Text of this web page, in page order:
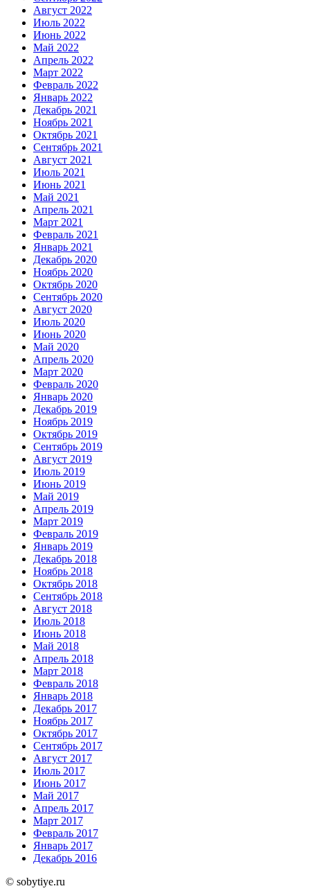
Август 2022
Июль 2022
Июнь 2022
Май 2022
Апрель 2022
Март 2022
Февраль 2022
Январь 2022
Декабрь 2021
Ноябрь 2021
Октябрь 2021
Сентябрь 2021
Август 2021
Июль 2021
Июнь 2021
Май 2021
Апрель 2021
Март 2021
Февраль 2021
Январь 2021
Декабрь 2020
Ноябрь 2020
Октябрь 2020
Сентябрь 2020
Август 2020
Июль 2020
Июнь 2020
Май 2020
Апрель 2020
Март 2020
Февраль 2020
Январь 2020
Декабрь 2019
Ноябрь 2019
Октябрь 2019
Сентябрь 2019
Август 2019
Июль 2019
Июнь 2019
Май 2019
Апрель 2019
Март 2019
Февраль 2019
Январь 2019
Декабрь 2018
Ноябрь 2018
Октябрь 2018
Сентябрь 2018
Август 2018
Июль 2018
Июнь 2018
Май 2018
Апрель 2018
Март 2018
Февраль 2018
Январь 2018
Декабрь 2017
Ноябрь 2017
Октябрь 2017
Сентябрь 2017
Август 2017
Июль 2017
Июнь 2017
Май 2017
Апрель 2017
Март 2017
Февраль 2017
Январь 2017
Декабрь 2016
© sobytiye.ru